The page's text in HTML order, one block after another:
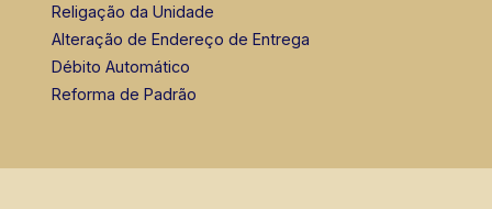
Religação da Unidade
Alteração de Endereço de Entrega
Débito Automático
Reforma de Padrão